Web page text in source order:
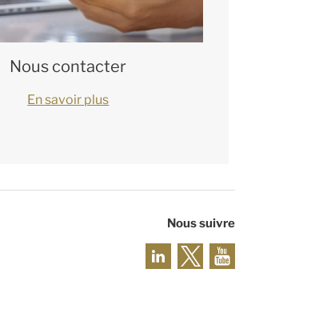
Nous contacter
En savoir plus
Nous suivre